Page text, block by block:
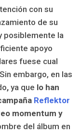
con su
de su
posiblemente la
apoyo
fuese cual
embargo, en las
, ya que lo han
Reflektor
momentum y
del álbum en